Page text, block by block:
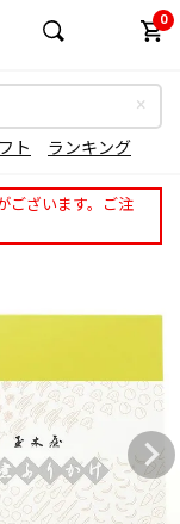
0
ト ランキング
ございます。ご注